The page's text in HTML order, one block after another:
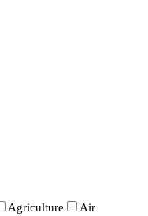
Agriculture
Air